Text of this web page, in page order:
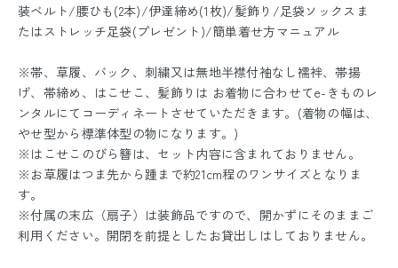
装ベルト/腰ひも(2本)/伊達締め(1枚)/髪飾り/足袋ソックスま
たはストレッチ足袋(プレゼント)/簡単着せ方マニュアル
※帯、草履、バック、刺繍又は無地半襟付袖なし襦袢、帯揚
げ、帯締め、はこせこ、髪飾りは お着物に合わせてe-きものレ
ンタルにてコーディネートさせていただきます。(着物の幅は、
やせ型から標準体型の物になります。)
※はこせこのびら簪は、セット内容に含まれておりません。
※お草履はつま先から踵まで約21cm程のワンサイズとなりま
す。
※付属の末広（扇子）は装飾品ですので、開かずにそのままご
利用ください。開閉を前提としたお貸出しはしておりません。